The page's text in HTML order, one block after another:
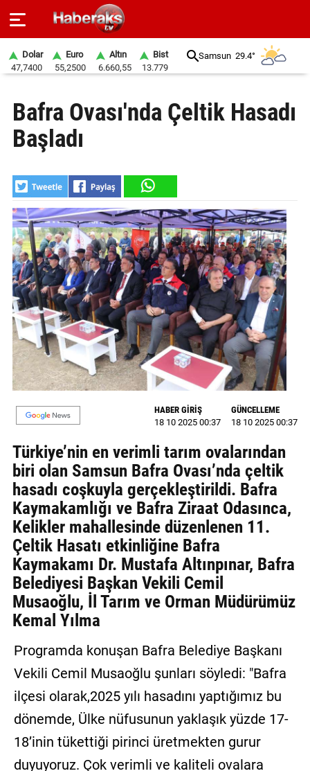
SPOR
YAŞAM
EKONOMİ
BELEDİYELER
SAĞLIK
SİYASET
EĞİTİM
GALERİ
VİDEO
YAZARLAR
BİZE
Künye
İletişim
Gizlilik
Sözleşmesi
Kullanıcı
Sözleşmesi
Dolar
47,7400
Euro
55,2500
Altın
6.660,55
Bist
13.779
Samsun 29.4°
Bafra Ovası'nda Çeltik Hasadı
Başladı
HABER GİRİŞ
18 10 2025 00:37
GÜNCELLEME
18 10 2025 00:37
Türkiye’nin en verimli tarım ovalarından
biri olan Samsun Bafra Ovası’nda çeltik
hasadı coşkuyla gerçekleştirildi. Bafra
Kaymakamlığı ve Bafra Ziraat Odasınca,
Kelikler mahallesinde düzenlenen 11.
Çeltik Hasatı etkinliğine Bafra
Kaymakamı Dr. Mustafa Altınpınar, Bafra
Belediyesi Başkan Vekili Cemil
Musaoğlu, İl Tarım ve Orman Müdürümüz
Kemal Yılma
Programda konuşan Bafra Belediye Başkanı
Vekili Cemil Musaoğlu şunları söyledi: "Bafra
ilçesi olarak,2025 yılı hasadını yaptığımız bu
dönemde, Ülke nüfusunun yaklaşık yüzde 17-
18’inin tükettiği pirinci üretmekten gurur
duyuyoruz. Çok verimli ve kaliteli ovalara